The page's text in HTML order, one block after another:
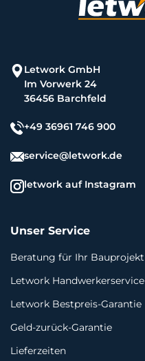
Letwork GmbH
Im Vorwerk 24
36456 Barchfeld
+49 36961 746 900
service@letwork.de
letwork auf Instagram
Unser Service
Beratung für Ihr Bauprojekt
Letwork Handwerkerservice
Letwork Bestpreis-Garantie
Geld-zurück-Garantie
Lieferzeiten